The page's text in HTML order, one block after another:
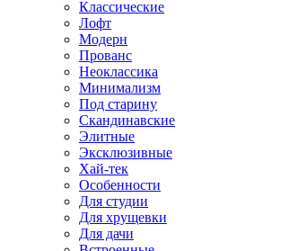
Классические
Лофт
Модерн
Прованс
Неоклассика
Минимализм
Под старину
Скандинавские
Элитные
Эксклюзивные
Хай-тек
Особенности
Для студии
Для хрущевки
Для дачи